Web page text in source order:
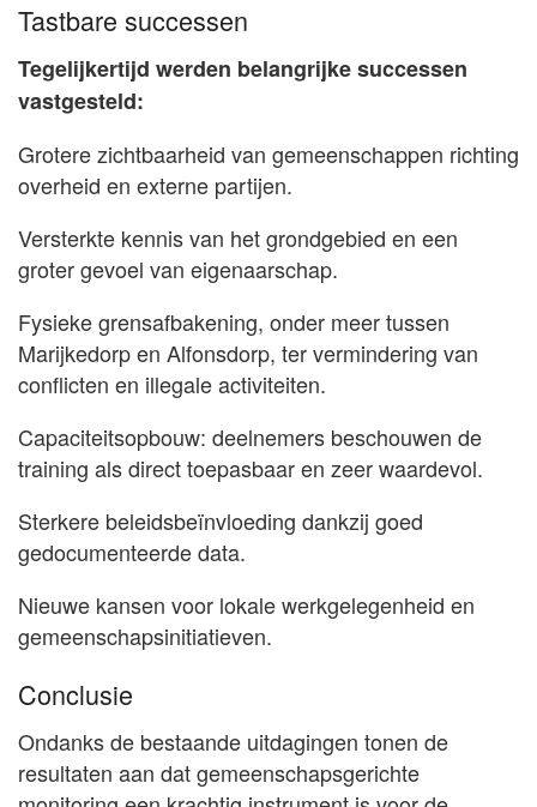
Tastbare successen
Tegelijkertijd werden belangrijke successen
vastgesteld:
Grotere zichtbaarheid van gemeenschappen richting
overheid en externe partijen.
Versterkte kennis van het grondgebied en een
groter gevoel van eigenaarschap.
Fysieke grensafbakening, onder meer tussen
Marijkedorp en Alfonsdorp, ter vermindering van
conflicten en illegale activiteiten.
Capaciteitsopbouw: deelnemers beschouwen de
training als direct toepasbaar en zeer waardevol.
Sterkere beleidsbeïnvloeding dankzij goed
gedocumenteerde data.
Nieuwe kansen voor lokale werkgelegenheid en
gemeenschapsinitiatieven.
Conclusie
Ondanks de bestaande uitdagingen tonen de
resultaten aan dat gemeenschapsgerichte